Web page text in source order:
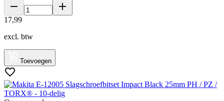
17,99
excl. btw
Toevoegen